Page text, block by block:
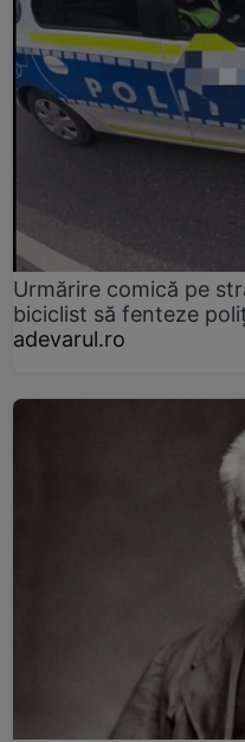
Urmărire comică pe
biciclist să fenteze
adevarul.ro